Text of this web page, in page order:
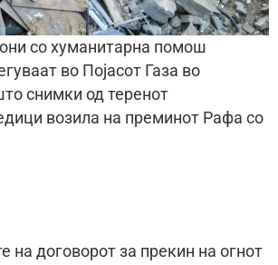
со хуманитарна помош
во Појасот Газа во
снимки од теренот
возила на преминот Рафа со
на договорот за прекин на огнот